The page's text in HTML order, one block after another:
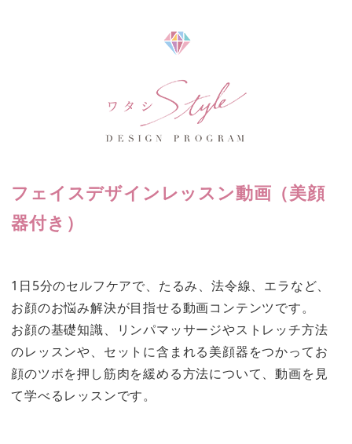
フェイスデザインレッスン動画（美顔
器付き）
1日5分のセルフケアで、たるみ、法令線、エラなど、
お顔のお悩み解決が目指せる動画コンテンツです。
お顔の基礎知識、リンパマッサージやストレッチ方法
のレッスンや、セットに含まれる美顔器をつかってお
顔のツボを押し筋肉を緩める方法について、動画を見
て学べるレッスンです。